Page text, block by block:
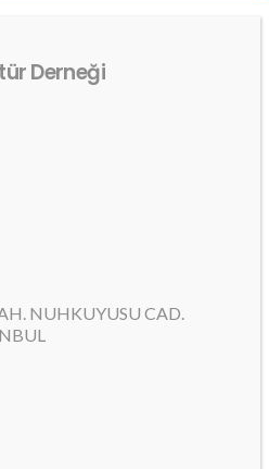
Derneği
NUHKUYUSU CAD.